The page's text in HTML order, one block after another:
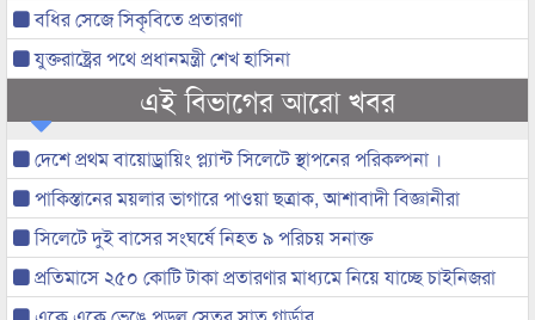
বধির সেজে সিকৃবিতে প্রতারণা
যুক্তরাষ্ট্রের পথে প্রধানমন্ত্রী শেখ হাসিনা
এই বিভাগের আরো খবর
দেশে প্রথম বায়োড্রায়িং প্ল্যান্ট সিলেটে স্থাপনের পরিকল্পনা ।
পাকিস্তানের ময়লার ভাগারে পাওয়া ছত্রাক, আশাবাদী বিজ্ঞানীরা
সিলেটে দুই বাসের সংঘর্ষে নিহত ৯ পরিচয় সনাক্ত
প্রতিমাসে ২৫০ কোটি টাকা প্রতারণার মাধ্যমে নিয়ে যাচ্ছে চাইনিজরা